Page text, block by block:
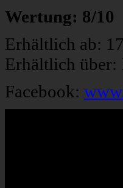
Wertung: 8/10
Erhältlich ab:
Erhältlich über:
Facebook: